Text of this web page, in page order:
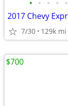
• • • • •
7/30 129k mi
$700